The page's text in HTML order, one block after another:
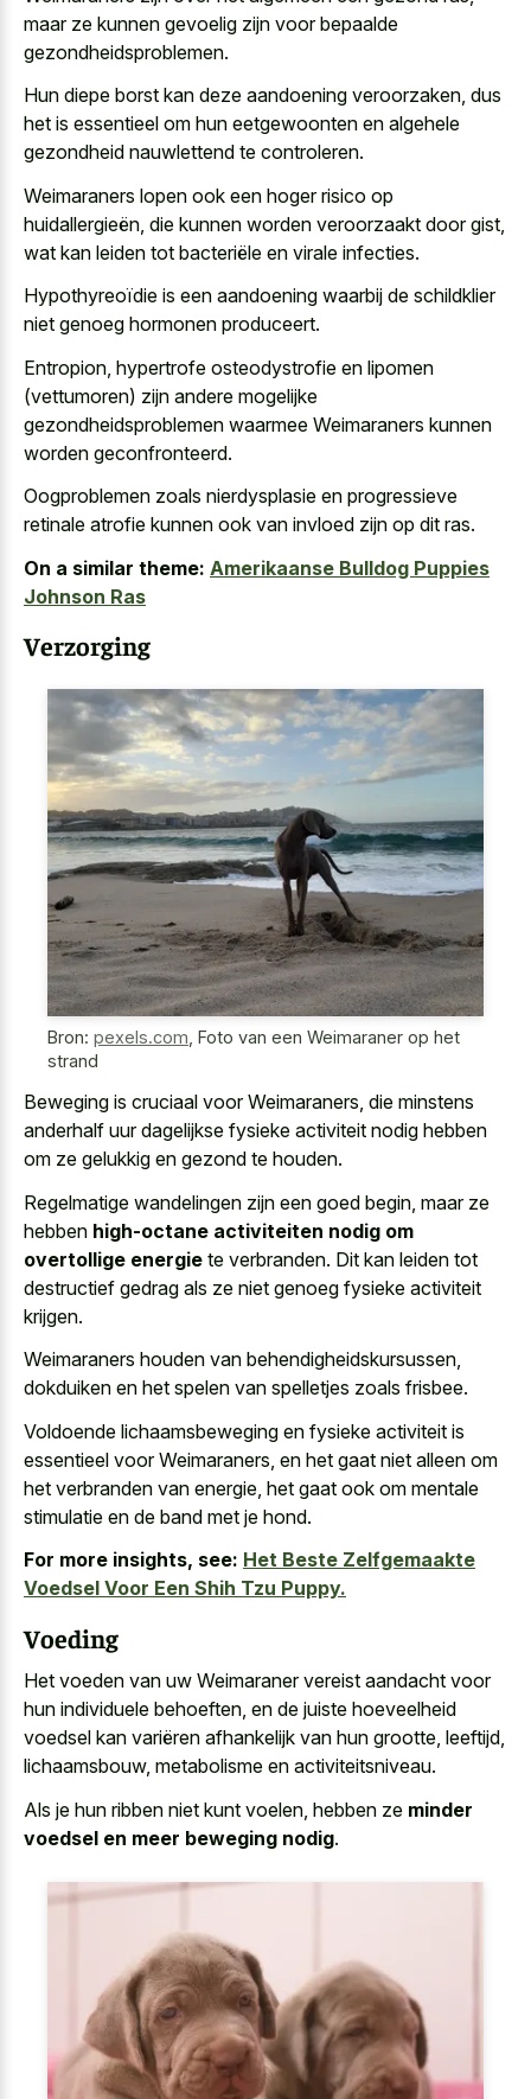
maar ze kunnen gevoelig zijn voor bepaalde
gezondheidsproblemen.
Hun diepe borst kan deze aandoening veroorzaken, dus
het is essentieel om hun eetgewoonten en algehele
gezondheid nauwlettend te controleren.
Weimaraners lopen ook een hoger risico op
huidallergieën, die kunnen worden veroorzaakt door gist,
wat kan leiden tot bacteriële en virale infecties.
Hypothyreoïdie is een aandoening waarbij de schildklier
niet genoeg hormonen produceert.
Entropion, hypertrofe osteodystrofie en lipomen
(vettumoren) zijn andere mogelijke
gezondheidsproblemen waarmee Weimaraners kunnen
worden geconfronteerd.
Oogproblemen zoals nierdysplasie en progressieve
retinale atrofie kunnen ook van invloed zijn op dit ras.
On a similar theme: Amerikaanse Bulldog Puppies
Johnson Ras
Verzorging
Bron: pexels.com Foto van een Weimaraner op het
strand
Beweging is cruciaal voor Weimaraners, die minstens
anderhalf uur dagelijkse fysieke activiteit nodig hebben
om ze gelukkig en gezond te houden.
Regelmatige wandelingen zijn een goed begin, maar ze
hebben high-octane activiteiten nodig om
overtollige energie te verbranden. Dit kan leiden tot
destructief gedrag als ze niet genoeg fysieke activiteit
krijgen.
Weimaraners houden van behendigheidskursussen,
dokduiken en het spelen van spelletjes zoals frisbee.
Voldoende lichaamsbeweging en fysieke activiteit is
essentieel voor Weimaraners, en het gaat niet alleen om
het verbranden van energie, het gaat ook om mentale
stimulatie en de band met je hond.
For more insights, see: Het Beste Zelfgemaakte
Voedsel Voor Een Shih Tzu Puppy.
Voeding
Het voeden van uw Weimaraner vereist aandacht voor
hun individuele behoeften, en de juiste hoeveelheid
voedsel kan variëren afhankelijk van hun grootte, leeftijd,
lichaamsbouw, metabolisme en activiteitsniveau.
Als je hun ribben niet kunt voelen, hebben ze minder
voedsel en meer beweging nodig.